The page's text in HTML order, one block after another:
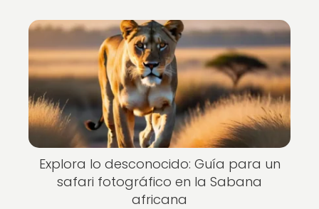
Explora lo desconocido: Guía para un
safari fotográfico en la Sabana
africana